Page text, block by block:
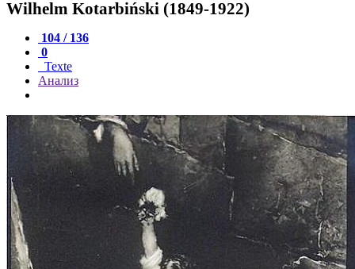
Wilhelm Kotarbiński (1849-1922)
104 / 136
0
Texte
Анализ